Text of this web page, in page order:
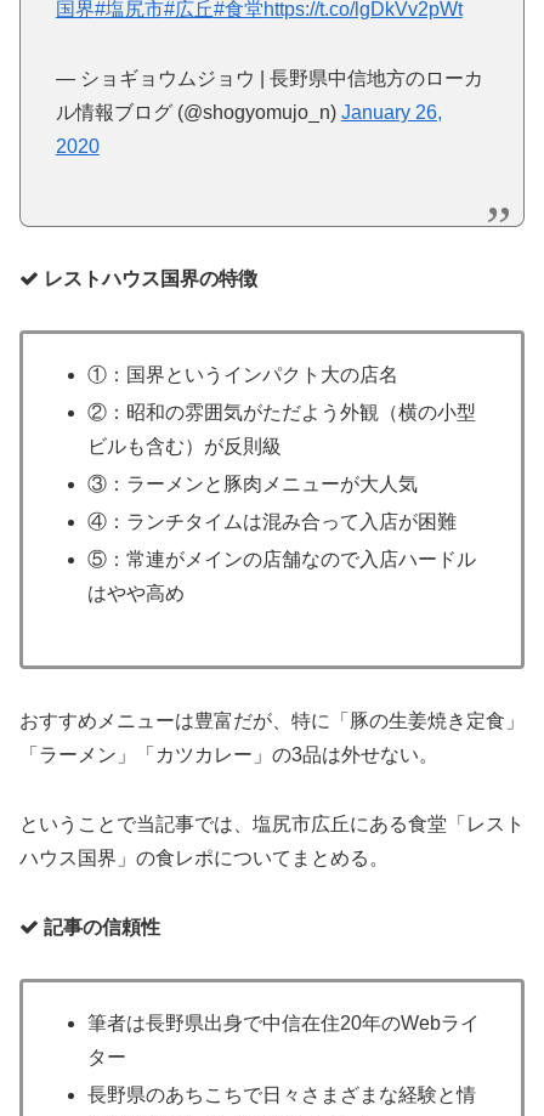
国界#塩尻市#広丘#食堂https://t.co/lgDkVv2pWt
— ショギョウムジョウ | 長野県中信地方のローカ
ル情報ブログ (@shogyomujo_n) January 26,
2020
レストハウス国界の特徴
①：国界というインパクト大の店名
②：昭和の雰囲気がただよう外観（横の小型
ビルも含む）が反則級
③：ラーメンと豚肉メニューが大人気
④：ランチタイムは混み合って入店が困難
⑤：常連がメインの店舗なので入店ハードル
はやや高め
おすすめメニューは豊富だが、特に「豚の生姜焼き定食」
「ラーメン」「カツカレー」の3品は外せない。
ということで当記事では、塩尻市広丘にある食堂「レスト
ハウス国界」の食レポについてまとめる。
記事の信頼性
筆者は長野県出身で中信在住20年のWebライ
ター
長野県のあちこちで日々さまざまな経験と情